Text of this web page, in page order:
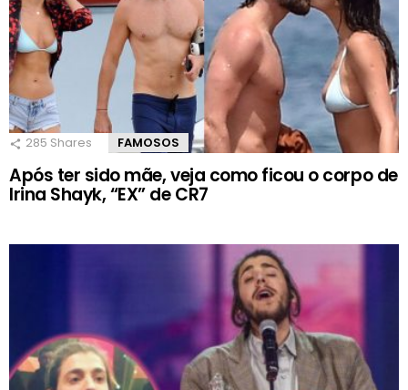
285 Shares FAMOSOS
Após ter sido mãe, veja como ficou o corpo de
Irina Shayk, “EX” de CR7